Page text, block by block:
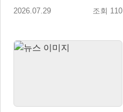
일 9월 16일(수)로 결정!
2026.07.29 조회 110